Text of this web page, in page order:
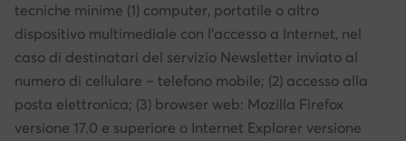
tecniche minime (1) computer, portatile o altro
dispositivo multimediale con l’accesso a Internet, nel
caso di destinatari del servizio Newsletter inviato al
numero di cellulare – telefono mobile; (2) accesso alla
posta elettronica; (3) browser web: Mozilla Firefox
versione 17.0 e superiore o Internet Explorer versione